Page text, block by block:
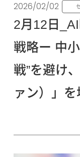
2026/02/02
2月12日
戦略ー 中
戦”を避け
ァン）」